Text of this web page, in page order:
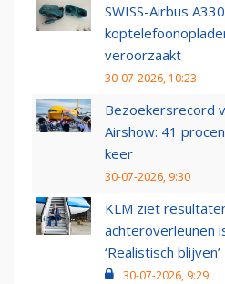
SWISS-Airbus
veroorzaakt
30-07-2026, 10:23
Bezoekersrecord
Airshow: 41
keer
30-07-2026, 9:30
KLM ziet
achteroverleunen
‘Realistisch blijven’
30-07-2026, 9:29